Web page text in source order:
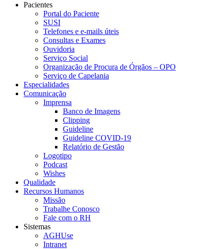
Pacientes
Portal do Paciente
SUSI
Telefones e e-mails úteis
Consultas e Exames
Ouvidoria
Serviço Social
Organização de Procura de Órgãos – OPO
Serviço de Capelania
Especialidades
Comunicação
Imprensa
Banco de Imagens
Clipping
Guideline
Guideline COVID-19
Relatório de Gestão
Logotipo
Podcast
Wishes
Qualidade
Recursos Humanos
Missão
Trabalhe Conosco
Fale com o RH
Sistemas
AGHUse
Intranet